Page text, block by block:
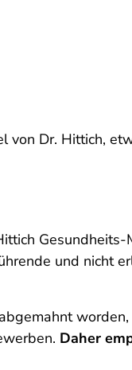
Dr. Hittich,
und nicht
Daher